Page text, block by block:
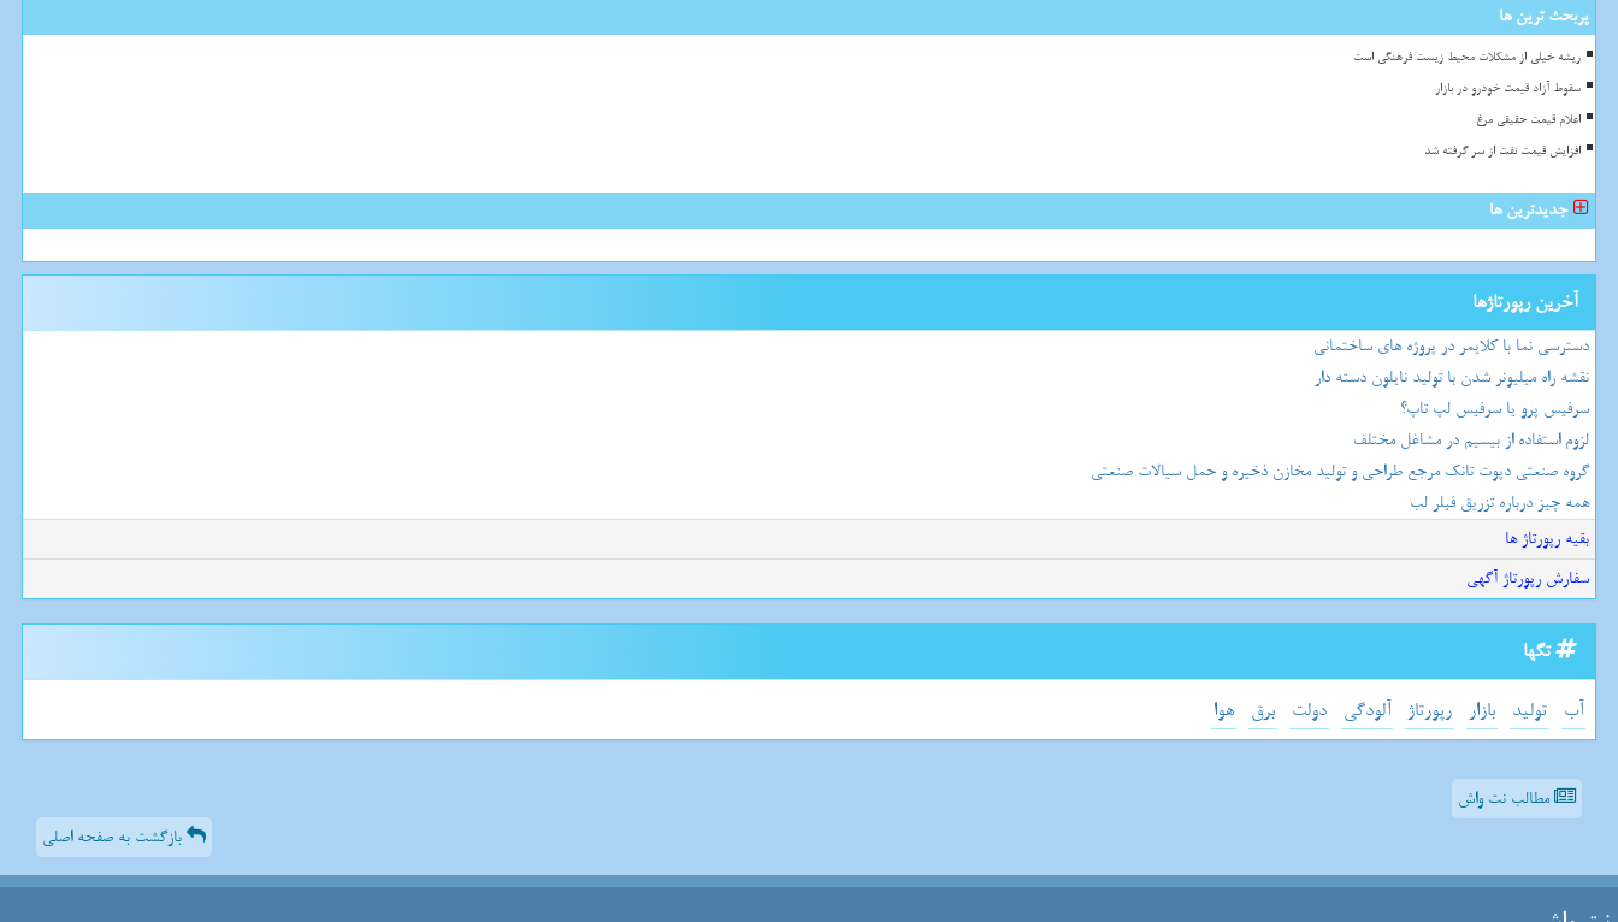
پربحث ترین ها
ریشه خیلی از مشکلات محیط زیست فرهنگی است
سقوط آزاد قیمت خودرو در بازار
اعلام قیمت حقیقی مرغ
افزایش قیمت نفت از سر گرفته شد
جدیدترین ها
آخرین رپورتاژها
دسترسی نما با کلایمر در پروژه های ساختمانی
نقشه راه میلیونر شدن با تولید نایلون دسته دار
سرفیس پرو یا سرفیس لپ تاپ؟
لزوم استفاده از بیسیم در مشاغل مختلف
گروه صنعتی دپوت تانک مرجع طراحی و تولید مخازن ذخیره و حمل سیالات صنعتی
همه چیز درباره تزریق فیلر لب
بقیه رپورتاژ ها
سفارش رپورتاژ آگهی
تگها
آب تولید بازار رپورتاژ آلودگی دولت برق هوا
مطالب نت واش
بازگشت به صفحه اصلی